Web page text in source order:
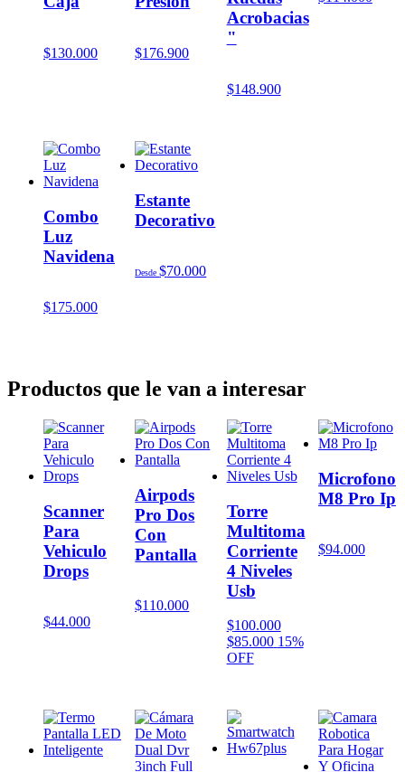
$130.000 $176.900
Acrobacias
"
$148.900
Combo
Luz
Navidena
$175.000
Estante
Decorativo
Desde$70.000
Productos que le van a interesar
Scanner
Para
Vehiculo
Drops
$44.000
Airpods
Pro Dos
Con
Pantalla
$110.000
Torre
Multitoma
Corriente
4 Niveles
Usb
$100.000
$85.000 15%
OFF
Microfono
M8 Pro Ip
$94.000